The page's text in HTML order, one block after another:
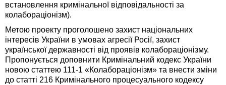
встановлення кримінальної відповідальності за
колабораціонізм).
Метою проекту проголошено захист національних
інтересів України в умовах агресії Росії, захист
української державності від проявів колабораціонізму.
Пропонується доповнити Кримінальний кодекс України
новою статтею 111-1 «Колабораціонізм» та внести зміни
до статті 216 Кримінального процесуального кодексу